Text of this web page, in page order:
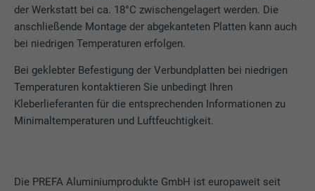
der Werkstatt bei ca. 18°C zwischengelagert werden. Die
anschließende Montage der abgekanteten Platten kann auch
bei niedrigen Temperaturen erfolgen.
Bei geklebter Befestigung der Verbundplatten bei niedrigen
Temperaturen kontaktieren Sie unbedingt Ihren
Kleberlieferanten für die entsprechenden Informationen zu
Minimaltemperaturen und Luftfeuchtigkeit.
Die PREFA Aluminiumprodukte GmbH ist europaweit seit